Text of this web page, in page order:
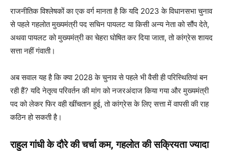
राजनीतिक विश्लेषकों का एक वर्ग मानता है कि यदि 2023 के विधानसभा चुनाव
से पहले गहलोत मुख्यमंत्री पद सचिन पायलट या किसी अन्य नेता को सौंप देते,
अथवा पायलट को मुख्यमंत्री का चेहरा घोषित कर दिया जाता, तो कांग्रेस शायद
सत्ता नहीं गंवाती।
अब सवाल यह है कि क्या 2028 के चुनाव से पहले भी वैसी ही परिस्थितियां बन
रही हैं? यदि नेतृत्व परिवर्तन की मांग को नजरअंदाज किया गया और मुख्यमंत्री
पद को लेकर फिर वही खींचतान हुई, तो कांग्रेस के लिए सत्ता में वापसी की राह
कठिन हो सकती है।
राहुल गांधी के दौरे की चर्चा कम, गहलोत की सक्रियता ज्यादा